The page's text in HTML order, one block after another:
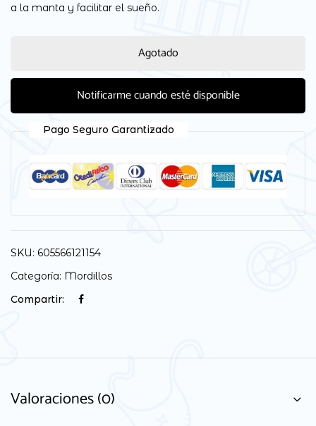
a la manta y facilitar el sueño.
Agotado
Notificarme cuando esté disponible
Pago Seguro Garantizado
SKU: 605566121154
Categoría: Mordillos
Compartir:
Valoraciones (0)